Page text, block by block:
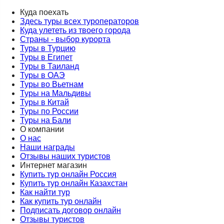
Куда поехать
Здесь туры всех туроператоров
Куда улететь из твоего города
Страны - выбор курорта
Туры в Турцию
Туры в Египет
Туры в Таиланд
Туры в ОАЭ
Туры во Вьетнам
Туры на Мальдивы
Туры в Китай
Туры по России
Туры на Бали
О компании
О нас
Наши награды
Отзывы наших туристов
Интернет магазин
Купить тур онлайн Россия
Купить тур онлайн Казахстан
Как найти тур
Как купить тур онлайн
Подписать договор онлайн
Отзывы туристов